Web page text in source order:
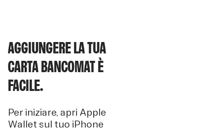
AGGIUNGERE LA TUA
CARTA BANCOMAT È
FACILE.
Per iniziare, apri Apple
Wallet sul tuo iPhone